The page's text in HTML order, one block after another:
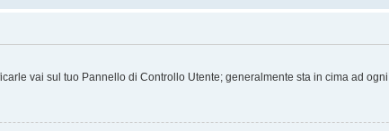
vai sul tuo Pannello di Controllo Utente; generalmente sta in cima ad